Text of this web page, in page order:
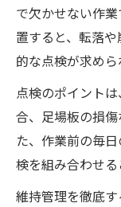
で欠かせない作
置すると、転落
的な点検が求めら
点検のポイント
合、足場板の損
た、作業前の毎
検を組み合わせる
維持管理を徹底